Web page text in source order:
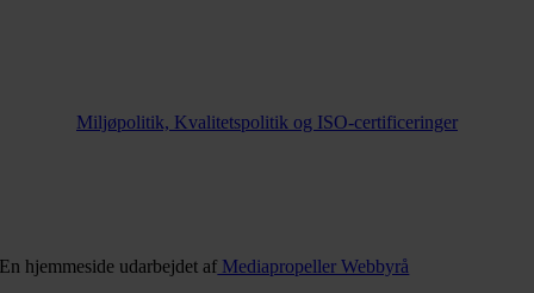
Miljøpolitik, Kvalitetspolitik og ISO-certificeringer
En hjemmeside udarbejdet af Mediapropeller Webbyrå